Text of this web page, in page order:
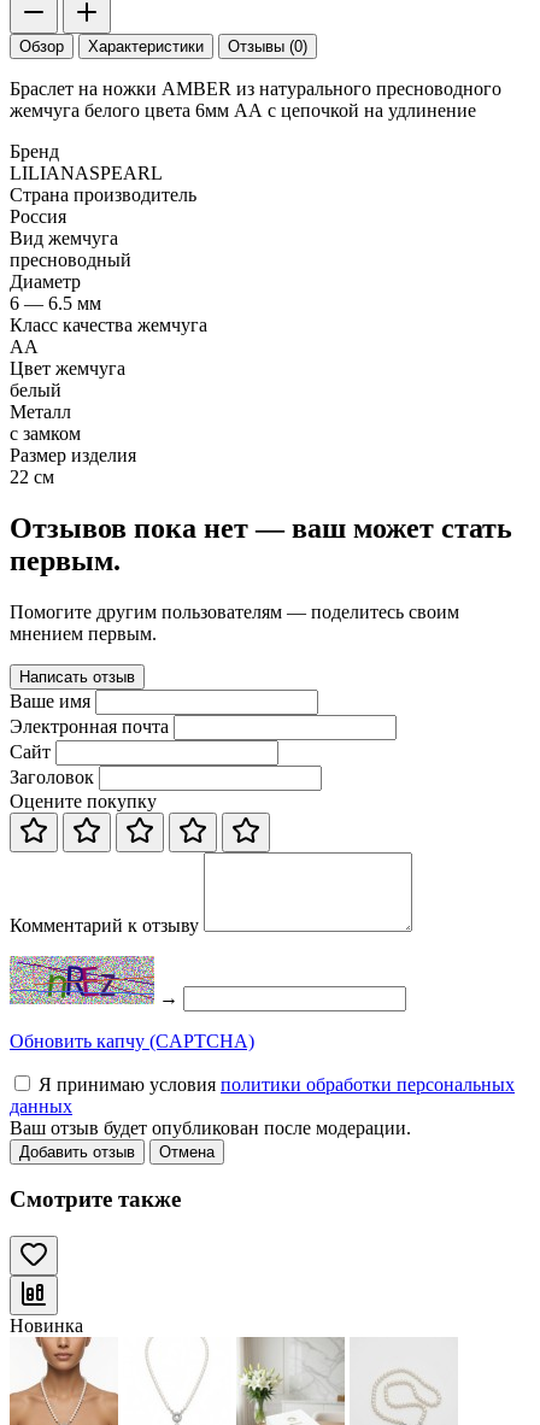
Обзор Характеристики Отзывы (0)
Браслет на ножки AMBER из натурального пресноводного
жемчуга белого цвета 6мм АА с цепочкой на удлинение
Бренд
LILIANASPEARL
Страна производитель
Россия
Вид жемчуга
пресноводный
Диаметр
6 — 6.5 мм
Класс качества жемчуга
АА
Цвет жемчуга
белый
Металл
с замком
Размер изделия
22 см
Отзывов пока нет — ваш может стать
первым.
Помогите другим пользователям — поделитесь своим
мнением первым.
Написать отзыв
Ваше имя
Электронная почта
Сайт
Заголовок
Оцените покупку
Комментарий к отзыву
→
Обновить капчу (CAPTCHA)
Я принимаю условия политики обработки персональных
данных
Ваш отзыв будет опубликован после модерации.
Добавить отзыв Отмена
Смотрите также
Новинка